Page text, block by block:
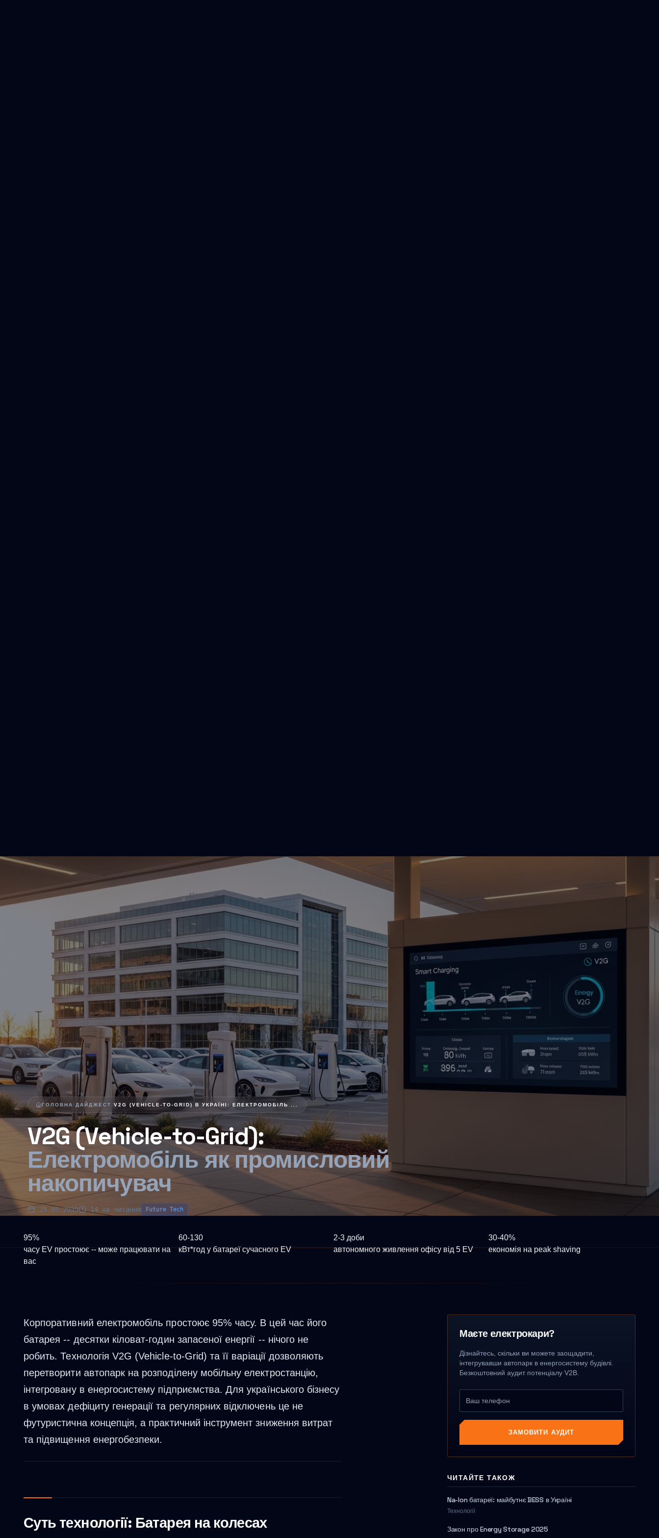
ГОЛОВНА/ДАЙДЖЕСТ /V2G (VEHICLE-TO-GRID) В УКРАЇНІ: ЕЛЕКТРОМОБІЛЬ ...
V2G (Vehicle-to-Grid):
Електромобіль як промисловий
накопичувач
25.05.2025 14 хв читання Future Tech
95%
часу EV простоює -- може працювати на
вас
60-130
кВт*год у батареї сучасного EV
2-3 доби
автономного живлення офісу від 5 EV
30-40%
економія на peak shaving
Корпоративний електромобіль простоює 95% часу. В цей час його
батарея -- десятки кіловат-годин запасеної енергії -- нічого не
робить. Технологія V2G (Vehicle-to-Grid) та її варіації дозволяють
перетворити автопарк на розподілену мобільну електростанцію,
інтегровану в енергосистему підприємства. Для українського бізнесу
в умовах дефіциту генерації та регулярних відключень це не
футуристична концепція, а практичний інструмент зниження витрат
та підвищення енергобезпеки.
Суть технології: Батарея на колесах
Маєте електрокари?
Дізнайтесь, скільки ви можете заощадити,
інтегрувавши автопарк в енергосистему будівлі.
Безкоштовний аудит потенціалу V2B.
ЗАМОВИТИ АУДИТ
ЧИТАЙТЕ ТАКОЖ
Na-Ion батареї: майбутнє BESS в Україні
Технології
Закон про Energy Storage 2025